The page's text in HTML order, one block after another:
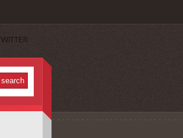
TWITTER